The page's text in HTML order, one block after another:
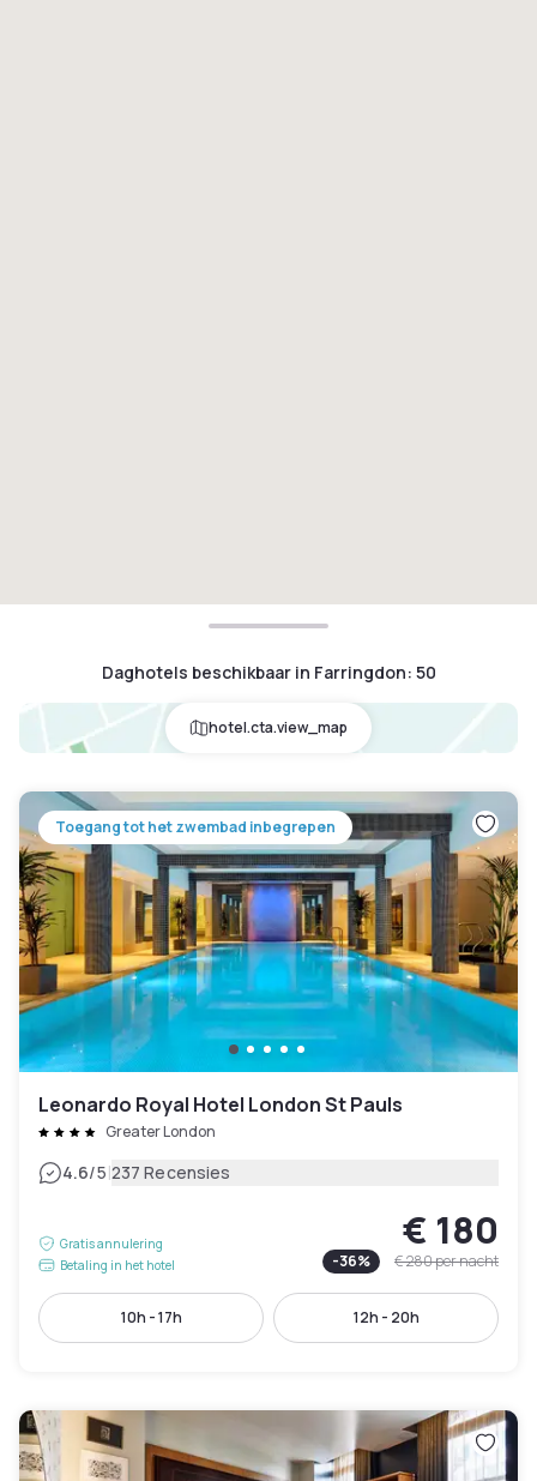
Daghotels beschikbaar in Farringdon: 50
hotel.cta.view_map
Toegang tot het zwembad inbegrepen
Leonardo Royal Hotel London St Pauls
Greater London
4.6/5|237 Recensies
Gratis annulering
Betaling in het hotel
€ 180
-36% € 280per nacht
10h - 17h 12h - 20h